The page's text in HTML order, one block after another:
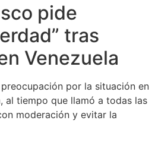
pide
tras
Venezuela
por la situación en
al tiempo que llamó a todas las
moderación y evitar la